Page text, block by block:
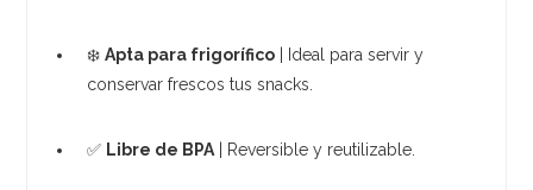
❄️Apta para frigorífico | Ideal para servir y
conservar frescos tus snacks.
✅ Libre de BPA | Reversible y reutilizable.